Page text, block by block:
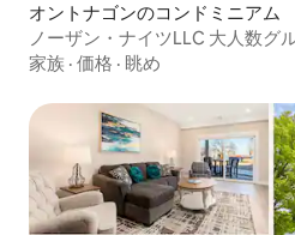
オントナゴンのコンドミニアム
ノーザン・ナイ
家族 · 価格 · 眺め